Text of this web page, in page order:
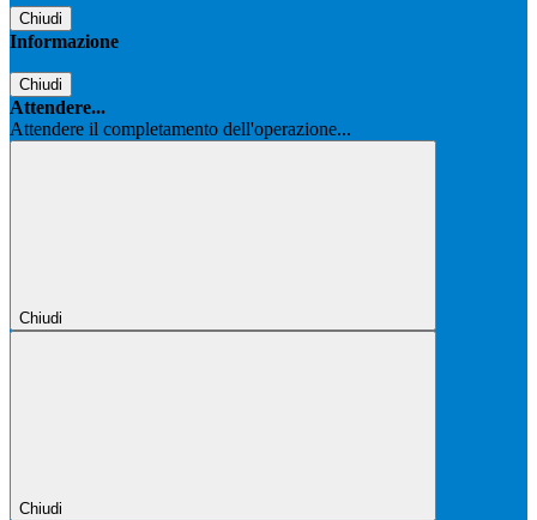
Chiudi
Informazione
Chiudi
Attendere...
Attendere il completamento dell'operazione...
Chiudi
Chiudi